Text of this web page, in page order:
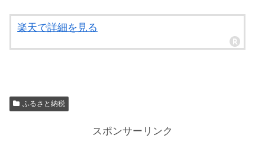
楽天で詳細を見る
ふるさと納税
スポンサーリンク